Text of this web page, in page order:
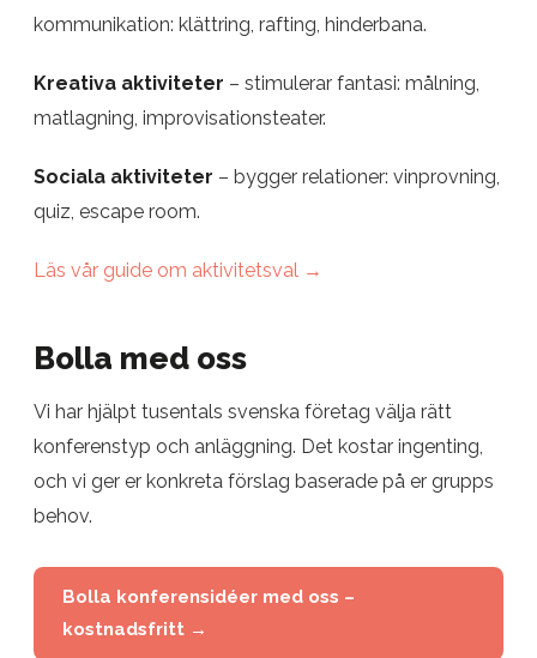
kommunikation: klättring, rafting, hinderbana.
Kreativa aktiviteter – stimulerar fantasi: målning,
matlagning, improvisationsteater.
Sociala aktiviteter – bygger relationer: vinprovning,
quiz, escape room.
Läs vår guide om aktivitetsval →
Bolla med oss
Vi har hjälpt tusentals svenska företag välja rätt
konferenstyp och anläggning. Det kostar ingenting,
och vi ger er konkreta förslag baserade på er grupps
behov.
Bolla konferensidéer med oss –
kostnadsfritt →